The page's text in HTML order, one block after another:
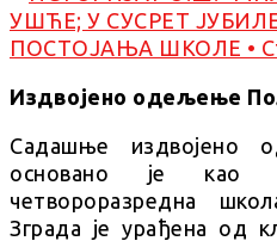
Издвојено одељење
Садашње издвојено
основано је као
четвороразредна
Зграда је урађена од